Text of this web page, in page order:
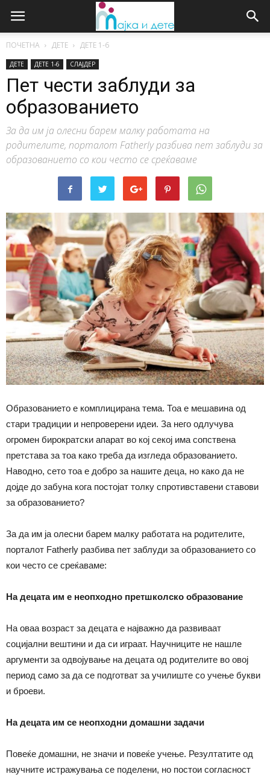
ПОЧЕТНА ДЕТЕ ДЕTE 1-6
ДЕТЕ ДЕTE 1-6 СЛАЈДЕР
Пет чести заблуди за
образованието
За да им ја олесни барем малку работата на
родителите, порталот Fatherly разбива пет заблуди за
образованието со кои често се среќаваме
Образованието е комплицирана тема. Тоа е мешавина од
стари традиции и непроверени идеи. За него одлучува
огромен бирократски апарат во кој секој има сопствена
претстава за тоа како треба да изгледа образованието.
Наводно, сето тоа е добро за нашите деца, но како да не
дојде до забуна кога постојат толку спротивставени ставови
за образованието?
За да им ја олесни барем малку работата на родителите,
порталот Fatherly разбива пет заблуди за образованието со
кои често се среќаваме:
На децата им е неопходно претшколско образование
На оваа возраст за децата е најважно да развиваат
социјални вештини и да си играат. Научниците не нашле
аргументи за одвојување на децата од родителите во овој
период само за да се подготват за училиште со учење букви
и броеви.
На децата им се неопходни домашни задачи
Повеќе домашни, не значи и повеќе учење. Резултатите од
научните истражувања се поделени, но постои согласност